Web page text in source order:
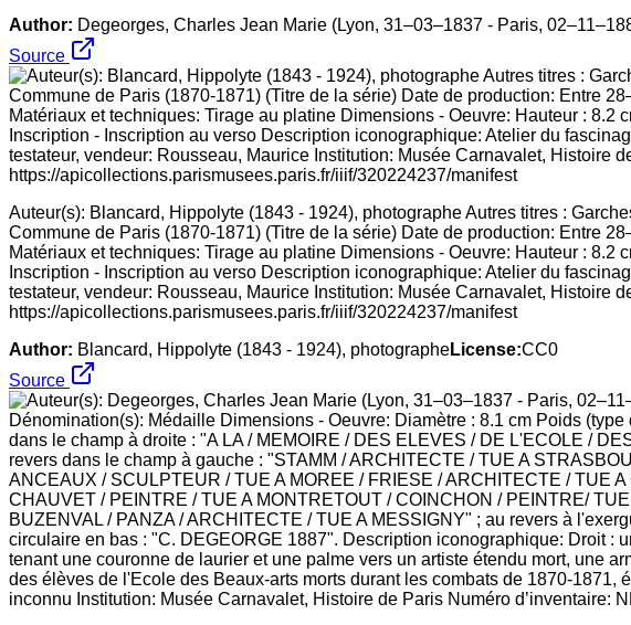
Author: Degeorges, Charles Jean Marie (Lyon, 31–03–1837 - Paris,
Source
Auteur(s): Blancard, Hippolyte (1843 - 1924), photographe Autres titres :
Commune de Paris (1870-1871) (Titre de la série) Date de production: Entre
Matériaux et techniques: Tirage au platine Dimensions - Oeuvre: Hauteur :
Inscription - Inscription au verso Description iconographique: Atelier du
testateur, vendeur: Rousseau, Maurice Institution: Musée Carnavalet, Histoire
https://apicollections.parismusees.paris.fr/iiif/320224237/manifest
Author: Blancard, Hippolyte (1843 - 1924), photographeLicense:CC0
Source